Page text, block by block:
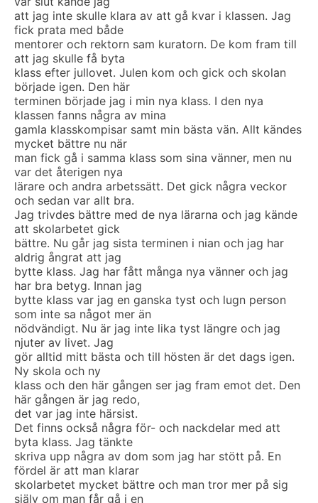
att jag inte skulle klara av att gå kvar i klassen. Jag
fick prata med både
mentorer och rektorn sam kuratorn. De kom fram till
att jag skulle få byta
klass efter jullovet. Julen kom och gick och skolan
började igen. Den här
terminen började jag i min nya klass. I den nya
klassen fanns några av mina
gamla klasskompisar samt min bästa vän. Allt kändes
mycket bättre nu när
man fick gå i samma klass som sina vänner, men nu
var det återigen nya
lärare och andra arbetssätt. Det gick några veckor
och sedan var allt bra.
Jag trivdes bättre med de nya lärarna och jag kände
att skolarbetet gick
bättre. Nu går jag sista terminen i nian och jag har
aldrig ångrat att jag
bytte klass. Jag har fått många nya vänner och jag
har bra betyg. Innan jag
bytte klass var jag en ganska tyst och lugn person
som inte sa något mer än
nödvändigt. Nu är jag inte lika tyst längre och jag
njuter av livet. Jag
gör alltid mitt bästa och till hösten är det dags igen.
Ny skola och ny
klass och den här gången ser jag fram emot det. Den
här gången är jag redo,
det var jag inte härsist.
Det finns också några för- och nackdelar med att
byta klass. Jag tänkte
skriva upp några av dom som jag har stött på. En
fördel är att man klarar
skolarbetet mycket bättre och man tror mer på sig
själv om man får gå i en